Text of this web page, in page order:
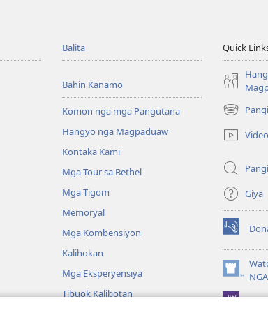
Balita
Bahin Kanamo
Komon nga mga Pangutana
Hangyo nga Magpaduaw
Kontaka Kami
Mga Tour sa Bethel
Mga Tigom
Memoryal
Mga Kombensiyon
Kalihokan
Mga Eksperyensiya
Tibuok Kalibotan
Quick
(mo-
open
ug
ong
Video
Giya
(mo-
open
ug
bag-
window)
(mo-
open